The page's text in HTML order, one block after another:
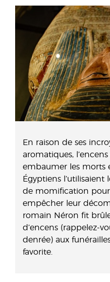
En raison de ses
aromatiques,
embaumer les morts
Égyptiens
de momification pour
empêcher leur
romain Néron fit
d’encens (rappelez-
denrée) aux
favorite.